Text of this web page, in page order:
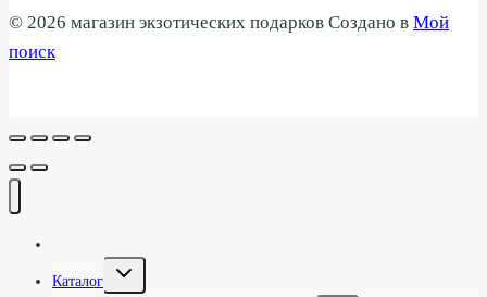
© 2026 магазин экзотических подарков Создано в Мой
поиск
Каталог
Переключить